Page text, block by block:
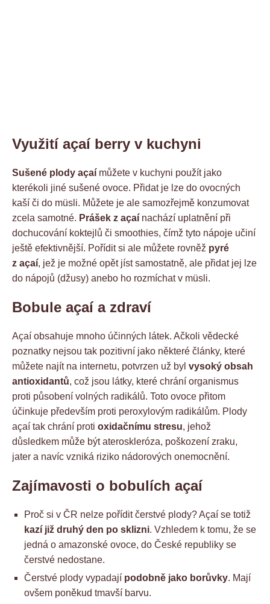
Využití açaí berry v kuchyni
Sušené plody açaí můžete v kuchyni použít jako
kterékoli jiné sušené ovoce. Přidat je lze do ovocných
kaší či do müsli. Můžete je ale samozřejmě konzumovat
zcela samotné. Prášek z açaí nachází uplatnění při
dochucování koktejlů či smoothies, čímž tyto nápoje učiní
ještě efektivnější. Pořídit si ale můžete rovněž pyré
z açaí, jež je možné opět jíst samostatně, ale přidat jej lze
do nápojů (džusy) anebo ho rozmíchat v müsli.
Bobule açaí a zdraví
Açaí obsahuje mnoho účinných látek. Ačkoli vědecké
poznatky nejsou tak pozitivní jako některé články, které
můžete najít na internetu, potvrzen už byl vysoký obsah
antioxidantů, což jsou látky, které chrání organismus
proti působení volných radikálů. Toto ovoce přitom
účinkuje především proti peroxylovým radikálům. Plody
açaí tak chrání proti oxidačnímu stresu, jehož
důsledkem může být ateroskleróza, poškození zraku,
jater a navíc vzniká riziko nádorových onemocnění.
Zajímavosti o bobulích açaí
Proč si v ČR nelze pořídit čerstvé plody? Açaí se totiž
kazí již druhý den po sklizni. Vzhledem k tomu, že se
jedná o amazonské ovoce, do České republiky se
čerstvé nedostane.
Čerstvé plody vypadají podobně jako borůvky. Mají
ovšem poněkud tmavší barvu.